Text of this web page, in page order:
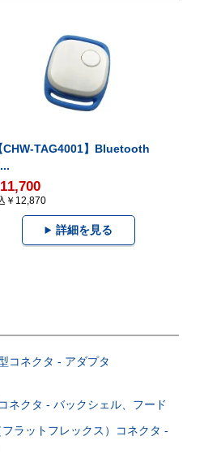
CHW-TAG4001】Bluetooth
￥12,870
詳細を見る
コネクタ - アダプタ
ネクタ - バックシェル、フード
ラットフレックス）コネクタ -